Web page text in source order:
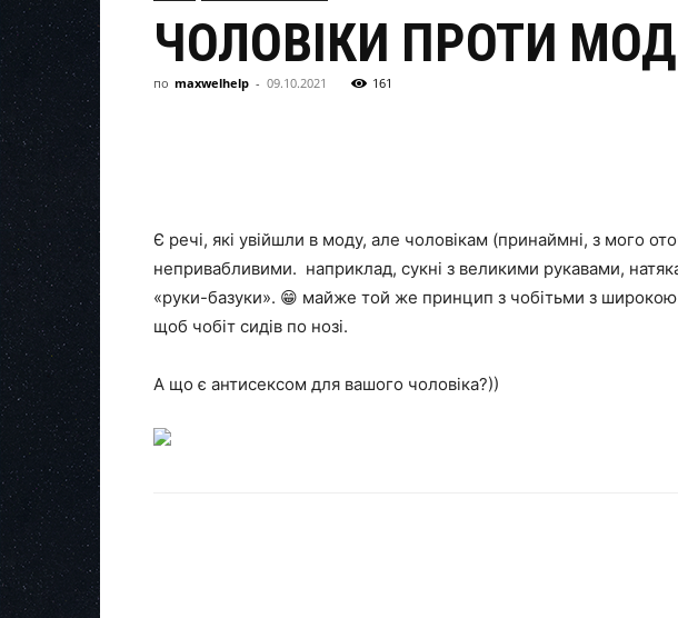
ЧОЛОВІКИ ПРОТИ
по maxwelhelp - 09.10.2021 161
Є речі, які увійшли в моду, але чоловікам (принаймні, з мого
непривабливими. наприклад, сукні з великими рукавами,
«руки-базуки». 😁 майже той же принцип з чобітьми з
щоб чобіт сидів по нозі.
А що є антисексом для вашого чоловіка?))